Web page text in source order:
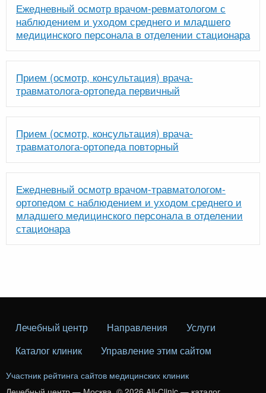
Ежедневный осмотр врачом-ревматологом с
наблюдением и уходом среднего и младшего
медицинского персонала в отделении стационара
Прием (осмотр, консультация) врача-
травматолога-ортопеда первичный
Прием (осмотр, консультация) врача-
травматолога-ортопеда повторный
Ежедневный осмотр врачом-травматологом-
ортопедом с наблюдением и уходом среднего и
младшего медицинского персонала в отделении
стационара
Лечебный центр Направления
Услуги
Каталог клиник
Управление этим сайтом
Участник рейтинга сайтов медицинских клиник